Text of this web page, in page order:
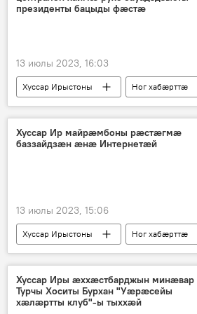
президенты бацыды фӕстӕ
13 июлы 2023, 16:03
Хуссар Ирыстоны
Ног хабӕрттӕ
Гаглойты Алан
Хуссар Ир майрæмбоны рæстæгмæ
баззайдзæн æнæ Интернетæй
13 июлы 2023, 15:06
Хуссар Ирыстоны Ног хабӕрттӕ
Хуссар Иры æххæстбарджын минæвар
Турчы Хоситы Бурхан "Уæрæсейы
хæлæртты клуб"-ы тыххæй